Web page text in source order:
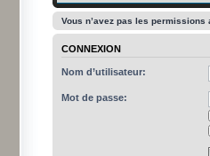
Vous n’avez pas les
CONNEXION
Nom d’utilisateur:
Mot de passe: